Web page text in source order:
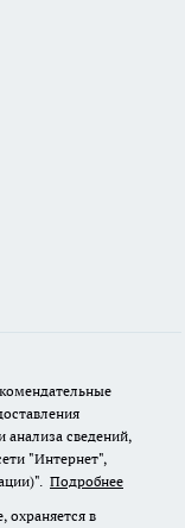
анализа сведений,
"Интернет",
Подробнее
охраняется в